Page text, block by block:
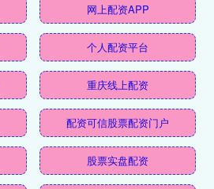
网上配资APP
个人配资平台
重庆线上配资
配资可信股票配资门户
股票实盘配资